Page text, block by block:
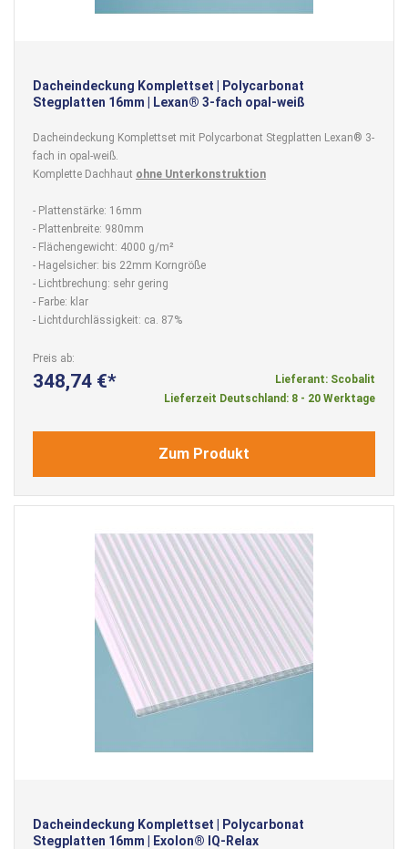
Dacheindeckung Komplettset | Polycarbonat
Stegplatten 16mm | Lexan® 3-fach opal-weiß
Dacheindeckung Komplettset mit Polycarbonat Stegplatten Lexan® 3-
fach in opal-weiß.
Komplette Dachhaut ohne Unterkonstruktion
- Plattenstärke: 16mm
- Plattenbreite: 980mm
- Flächengewicht: 4000 g/m²
- Hagelsicher: bis 22mm Korngröße
- Lichtbrechung: sehr gering
- Farbe: klar
- Lichtdurchlässigkeit: ca. 87%
Preis ab
348,74 €
Lieferant: Scobalit
Lieferzeit Deutschland: 8 - 20 Werktage
Zum Produkt
Dacheindeckung Komplettset | Polycarbonat
Stegplatten 16mm | Exolon® IQ-Relax